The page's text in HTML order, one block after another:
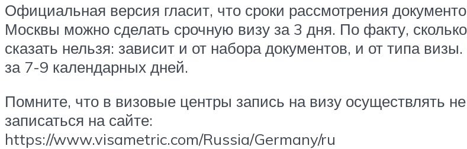
Официальная версия гласит, что сроки рассмотрения
Москвы можно сделать срочную визу за 3 дня. По факту,
сказать нельзя: зависит и от набора документов, и от типа
за 7-9 календарных дней.
Помните, что в визовые центры запись на визу осуществлять
записаться на сайте:
https://www.visametric.com/Russia/Germany/ru